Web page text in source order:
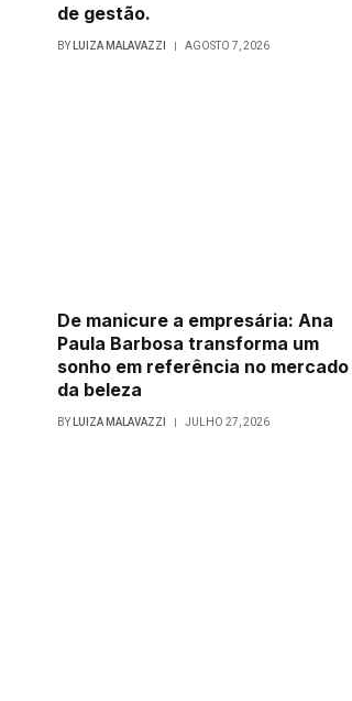
de gestão.
BY LUIZA MALAVAZZI AGOSTO 7, 2026
De manicure a empresária: Ana
Paula Barbosa transforma um
sonho em referência no mercado
da beleza
BY LUIZA MALAVAZZI JULHO 27, 2026